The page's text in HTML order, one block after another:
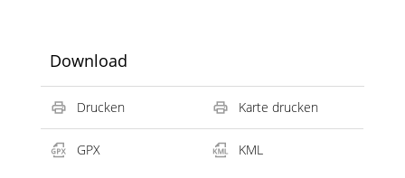
Download
Drucken Karte drucken
GPX KML